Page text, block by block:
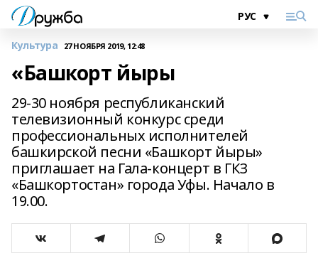
Культура 27 НОЯБРЯ 2019, 12:48
«Башкорт йыры
29-30 ноября республиканский
телевизионный конкурс среди
профессиональных исполнителей
башкирской песни «Башкорт йыры»
приглашает на Гала-концерт в ГКЗ
«Башкортостан» города Уфы. Начало в
19.00.